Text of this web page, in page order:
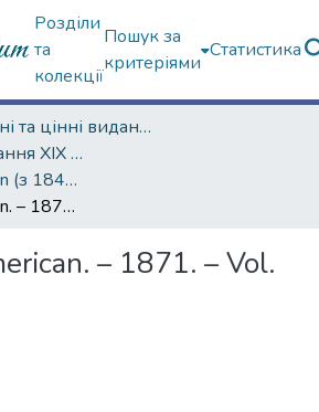
Розділи
та
колекції
Пошук за
критеріями
Статистика
9. Рідкісні та цінні видання
Періодичні видання ХІХ ст.
Scientific American (з 1845 р.)
Scientific American. – 1871. – Vol. 24, № 10
– 1871. – Vol.